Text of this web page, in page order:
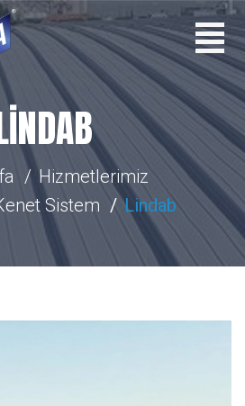
Hizmetlerimiz
Sistem
Lindab